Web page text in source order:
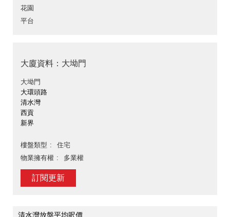
花園
平台
大廈資料：大坳門
大坳門
大環頭路
清水灣
西貢
新界
樓盤類型
住宅
物業擁有權
多業權
訂閱更新
清水灣放盤平均呎價